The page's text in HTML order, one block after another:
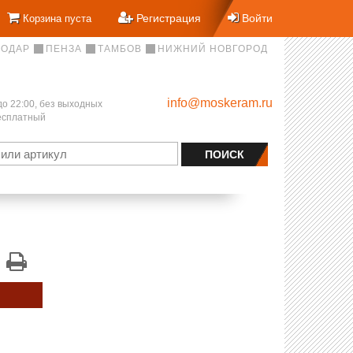
Корзина пуста Регистрация Войти
ПЕНЗА ТАМБОВ НИЖНИЙ НОВГОРОД
22:00, без выходных
info@moskeram.ru